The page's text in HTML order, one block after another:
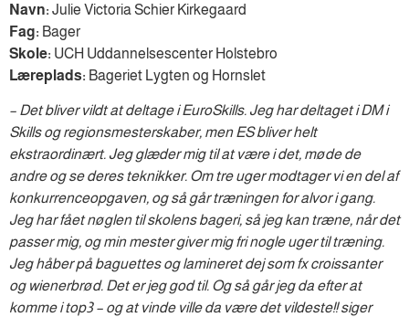
Navn: Julie Victoria Schier Kirkegaard
Fag: Bager
Skole: UCH Uddannelsescenter Holstebro
Læreplads: Bageriet Lygten og Hornslet
– Det bliver vildt at deltage i EuroSkills. Jeg har deltaget i DM i
Skills og regionsmesterskaber, men ES bliver helt
ekstraordinært. Jeg glæder mig til at være i det, møde de
andre og se deres teknikker. Om tre uger modtager vi en del af
konkurrenceopgaven, og så går træningen for alvor i gang.
Jeg har fået nøglen til skolens bageri, så jeg kan træne, når det
passer mig, og min mester giver mig fri nogle uger til træning.
Jeg håber på baguettes og lamineret dej som fx croissanter
og wienerbrød. Det er jeg god til. Og så går jeg da efter at
komme i top3 – og at vinde ville da være det vildeste!! siger